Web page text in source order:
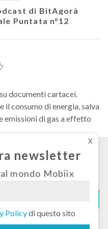
di BitAgorà
Puntata n°12
documenti cartacei.
il consumo di energia, salva
emissioni di gas a effetto
di fornitura
X
newsletter
mondo Mobiix
Policydi questo sito